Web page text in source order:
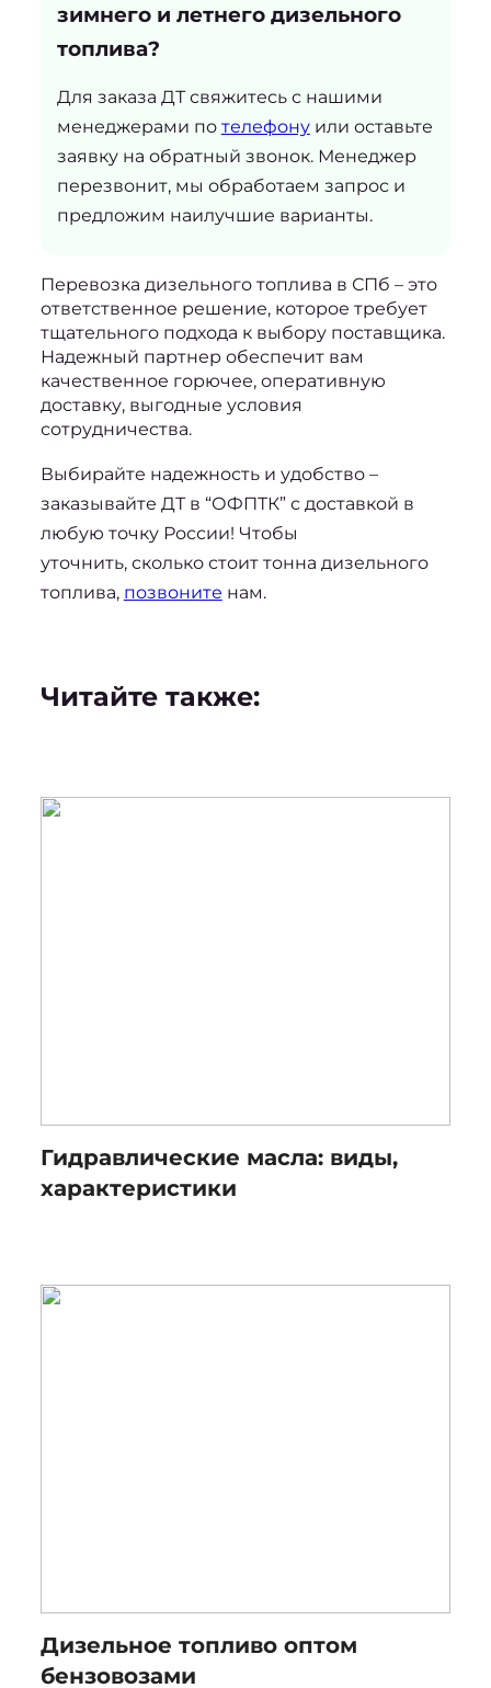
зимнего и летнего дизельного
топлива?
Для заказа ДТ свяжитесь с нашими
менеджерами по телефонуили оставьте
заявку на обратный звонок. Менеджер
перезвонит, мы обработаем запрос и
предложим наилучшие варианты.
Перевозка дизельного топлива в СПб – это
ответственное решение, которое требует
тщательного подхода к выбору поставщика.
Надежный партнер обеспечит вам
качественное горючее, оперативную
доставку, выгодные условия
сотрудничества.
Выбирайте надежность и удобство –
заказывайте ДТ в “ОФПТК” с доставкой в
любую точку России! Чтобы
уточнить, сколько стоит тонна дизельного
топлива, позвоните нам.
Читайте также:
Гидравлические масла: виды,
характеристики
Дизельное топливо оптом
бензовозами